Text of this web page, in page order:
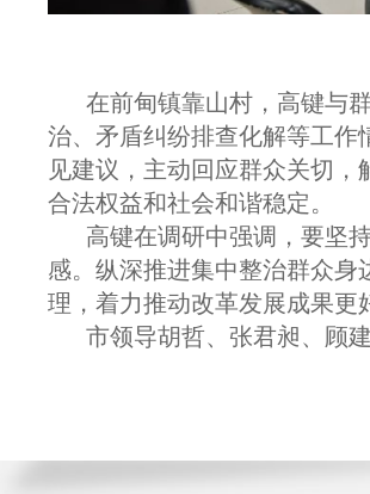
在前甸镇靠山村，高键与
治、矛盾纠纷排查化解等工作
见建议，主动回应群众关切
合法权益和社会和谐稳定。
高键在调研中强调，要坚
感。纵深推进集中整治群众身
理，着力推动改革发展成果更
市领导胡哲、张君昶、顾